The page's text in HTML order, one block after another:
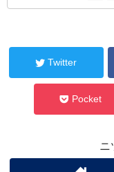
Twitter
Pocket
ニ